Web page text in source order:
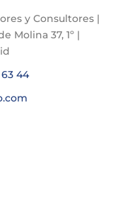
y Consultores |
Molina 37, 1º |
63 44